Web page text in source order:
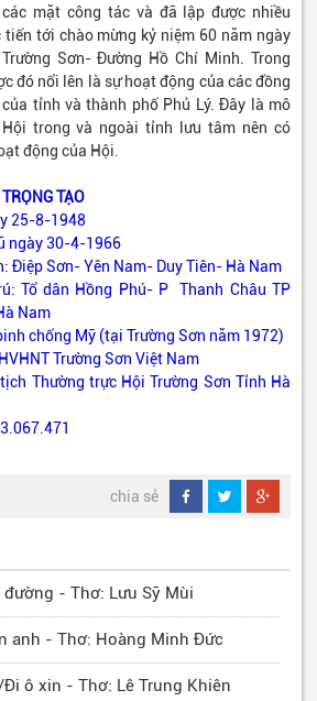
mặt công tác và đã lập được nhiều
tới chào mừng kỷ niệm 60 năm ngày
Sơn- Đường Hồ Chí Minh. Trong
đó nổi lên là sự hoạt động của các đồng
tỉnh và thành phố Phủ Lý. Đây là mô
trong và ngoài tỉnh lưu tâm nên có
động của Hội.
TẠO
25-8-1948
ngày 30-4-1966
Điệp Sơn- Yên Nam- Duy Tiên- Hà Nam
Tổ dân Hồng Phú- P Thanh Châu TP
Nam
chống Mỹ (tại Tr­ường Sơn năm 1972)
Tr­ường Sơn Việt Nam
Th­ường trực Hội Tr­ường Sơn Tỉnh Hà
chia sẻ
- Thơ: Lưu Sỹ Mùi
anh - Thơ: Hoàng Minh Đức
Đi ô xin - Thơ: Lê Trung Khiên